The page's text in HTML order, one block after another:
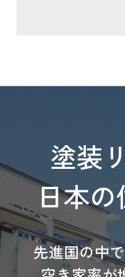
塗装
日本の
先進国の中